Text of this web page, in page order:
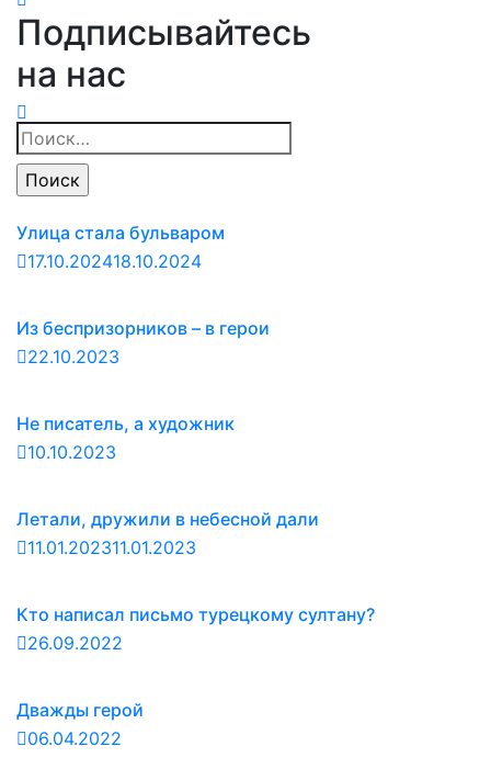
Подписывайтесь
на нас
Найти:
Улица стала бульваром
17.10.202418.10.2024
Из беспризорников – в герои
22.10.2023
Не писатель, а художник
10.10.2023
Летали, дружили в небесной дали
11.01.202311.01.2023
Кто написал письмо турецкому султану?
26.09.2022
Дважды герой
06.04.2022